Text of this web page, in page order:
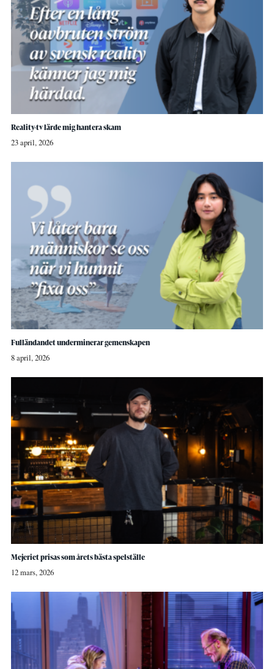
Reality-tv lärde mig hantera skam
23 april, 2026
Fulländandet underminerar gemenskapen
8 april, 2026
Mejeriet prisas som årets bästa spelställe
12 mars, 2026